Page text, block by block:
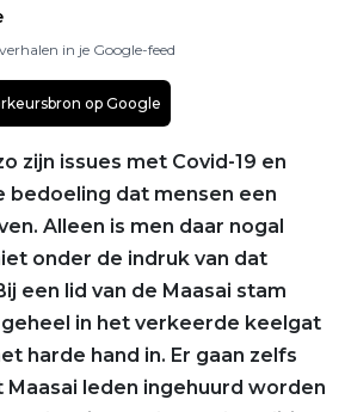
in je Google-feed
op Google
zijn issues met Covid-19 en
bedoeling dat mensen een
Alleen is men daar nogal
onder de indruk van dat
een lid van de Maasai stam
in het verkeerde keelgat
harde hand in. Er gaan zelfs
leden ingehuurd worden